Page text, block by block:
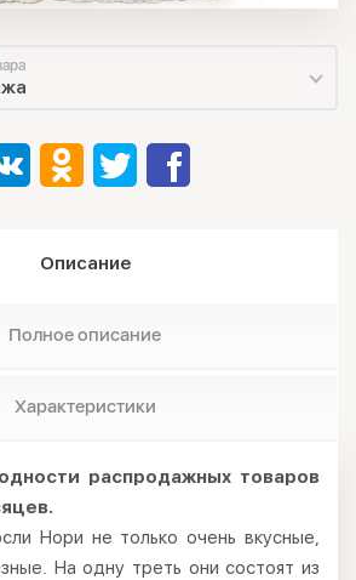
Описание
Полное описание
Характеристики
распродажных товаров
Нори не только очень вкусные,
На одну треть они состоят из